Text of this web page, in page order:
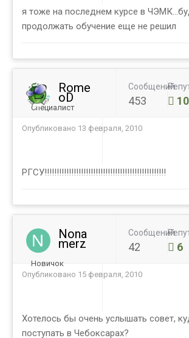
я тоже на последнем курсе в
продолжать обучение еще не решил
Rome
oD
Специалист
Сообщений
453 10
Опубликовано 13 февраля, 2010
РГСУ!!!!!!!!!!!!!!!!!!!!!!!!!!!!!!!!!!!!!!!!!!!!!!!!!!
Nona
merz
Новичок
Сообщений
42 6
Опубликовано 15 февраля, 2010
Хотелось бы очень услышать совет,
поступать в Чебоксарах?